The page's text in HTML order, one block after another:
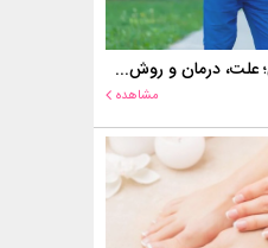
بی اختیاری ادرار سالمندان؛ علت، درمان و روش‌های کنترل در منزل
مشاهده